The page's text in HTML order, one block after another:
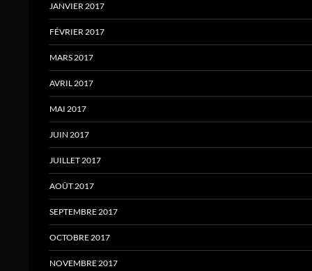
JANVIER 2017
FÉVRIER 2017
MARS 2017
AVRIL 2017
MAI 2017
JUIN 2017
JUILLET 2017
AOÛT 2017
SEPTEMBRE 2017
OCTOBRE 2017
NOVEMBRE 2017